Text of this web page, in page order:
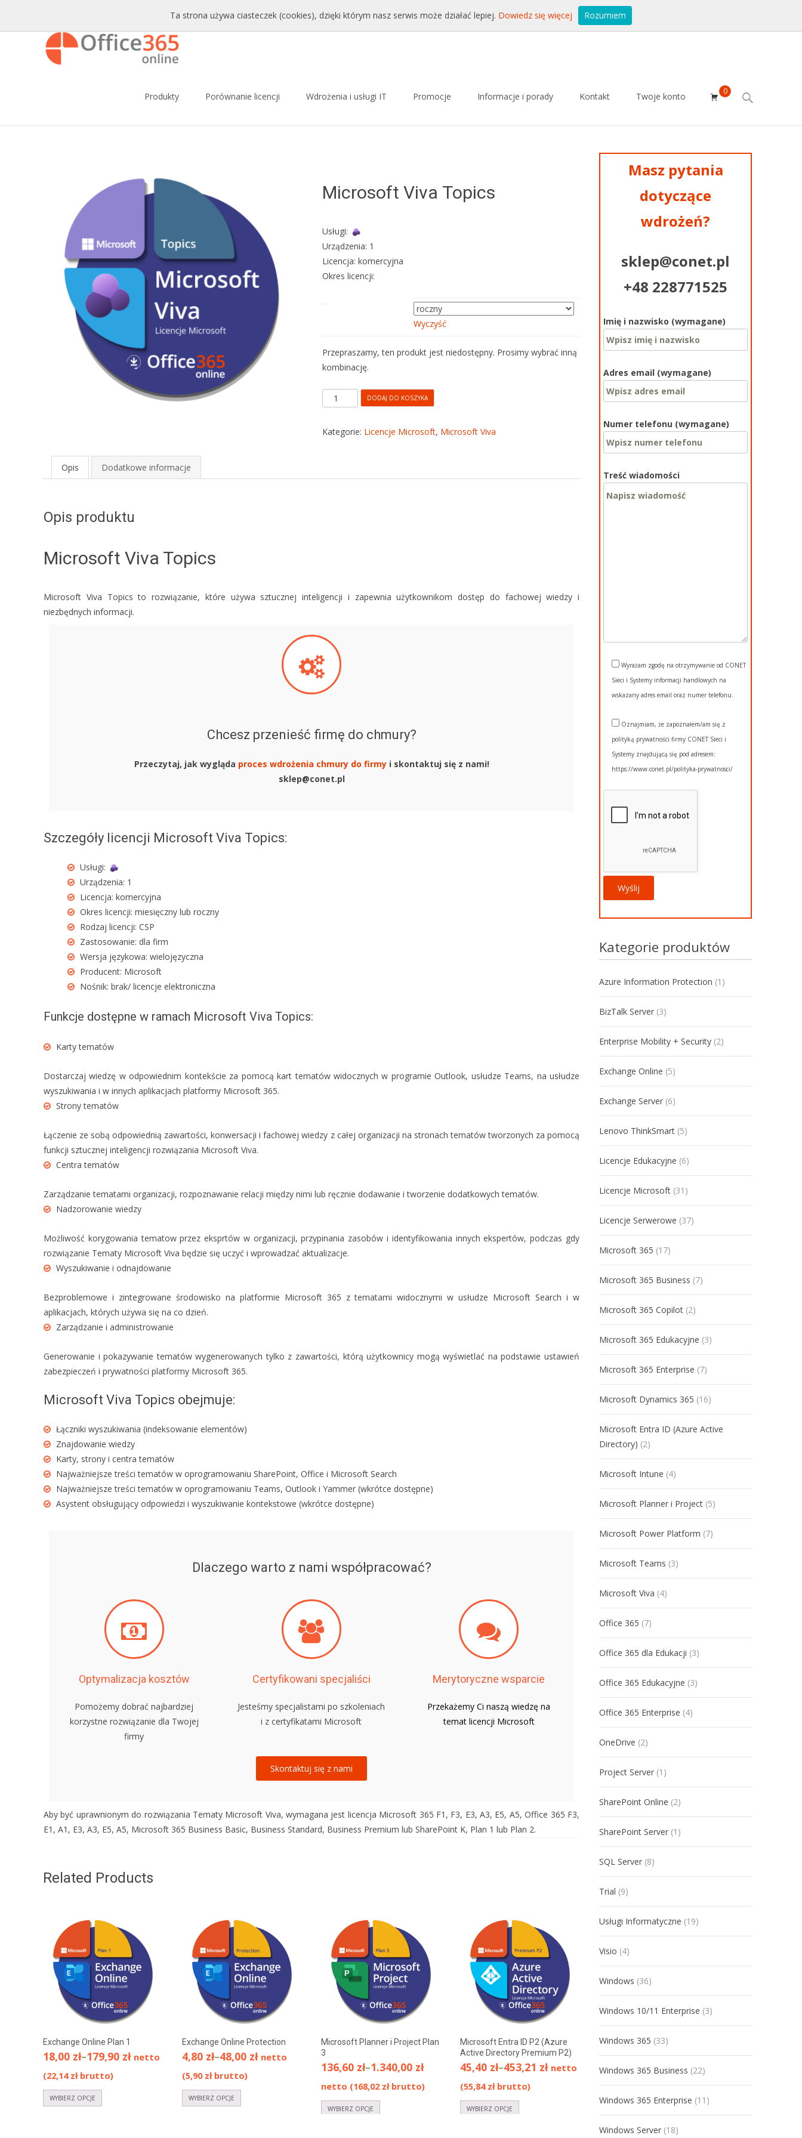
Email: sklep@conet.pl
Produkty
Porównanie licencji Wdrożenia i usługi IT Promocje Informacje i porady Kontakt Twoje konto 0
Search
Microsoft Viva Topics
Usługi:
Urządzenia: 1
Licencja: komercyjna
Okres licencji:
Wyczyść
Przepraszamy, ten produkt jest niedostępny. Prosimy wybrać inną
kombinację.
DODAJ DO KOSZYKA
Kategorie: Licencje Microsoft, Microsoft Viva
Opis Dodatkowe informacje
Opis produktu
Microsoft Viva Topics
Microsoft Viva Topics to rozwiązanie, które używa sztucznej inteligencji i zapewnia użytkownikom dostęp do fachowej wiedzy i
niezbędnych informacji.
Chcesz przenieść firmę do chmury?
Przeczytaj, jak wygląda proces wdrożenia chmury do firmyi skontaktuj się z nami!
sklep@conet.pl
Szczegóły licencji Microsoft Viva Topics:
Usługi:
Urządzenia: 1
Licencja: komercyjna
Okres licencji: miesięczny lub roczny
Rodzaj licencji: CSP
Zastosowanie: dla firm
Wersja językowa: wielojęzyczna
Producent: Microsoft
Nośnik: brak/ licencje elektroniczna
Funkcje dostępne w ramach Microsoft Viva Topics:
Karty tematów
Dostarczaj wiedzę w odpowiednim kontekście za pomocą kart tematów widocznych w programie Outlook, usłudze Teams, na usłudze
wyszukiwania i w innych aplikacjach platformy Microsoft 365.
Strony tematów
Łączenie ze sobą odpowiednią zawartości, konwersacji i fachowej wiedzy z całej organizacji na stronach tematów tworzonych za pomocą
funkcji sztucznej inteligencji rozwiązania Microsoft Viva.
Centra tematów
Zarządzanie tematami organizacji, rozpoznawanie relacji między nimi lub ręcznie dodawanie i tworzenie dodatkowych tematów.
Nadzorowanie wiedzy
Możliwość korygowania tematow przez eksprtów w organizacji, przypinania zasobów i identyfikowania innych ekspertów, podczas gdy
rozwiązanie Tematy Microsoft Viva będzie się uczyć i wprowadzać aktualizacje.
Wyszukiwanie i odnajdowanie
Bezproblemowe i zintegrowane środowisko na platformie Microsoft 365 z tematami widocznymi w usłudze Microsoft Search i w
aplikacjach, których używa się na co dzień.
Zarządzanie i administrowanie
Generowanie i pokazywanie tematów wygenerowanych tylko z zawartości, którą użytkownicy mogą wyświetlać na podstawie ustawień
zabezpieczeń i prywatności platformy Microsoft 365.
Microsoft Viva Topics obejmuje:
Łączniki wyszukiwania (indeksowanie elementów)
Znajdowanie wiedzy
Karty, strony i centra tematów
Najważniejsze treści tematów w oprogramowaniu SharePoint, Office i Microsoft Search
Najważniejsze treści tematów w oprogramowaniu Teams, Outlook i Yammer (wkrótce dostępne)
Asystent obsługujący odpowiedzi i wyszukiwanie kontekstowe (wkrótce dostępne)
Dlaczego warto z nami współpracować?
Optymalizacja kosztów
Pomożemy dobrać najbardziej
korzystne rozwiązanie dla Twojej
firmy
Certyfikowani specjaliści
Jesteśmy specjalistami po szkoleniach
i z certyfikatami Microsoft
Merytoryczne wsparcie
Przekażemy Ci naszą wiedzę na
temat licencji Microsoft
Skontaktuj się z nami
Aby być uprawnionym do rozwiązania Tematy Microsoft Viva, wymagana jest licencja Microsoft 365 F1, F3, E3, A3, E5, A5, Office 365 F3,
E1, A1, E3, A3, E5, A5, Microsoft 365 Business Basic, Business Standard, Business Premium lub SharePoint K, Plan 1 lub Plan 2.
Related Products
Exchange Online Plan 1
18,00 zł–179,90 zł netto
(22,14 złbrutto)
WYBIERZ OPCJE
Exchange Online Protection
4,80 zł–48,00 zł netto
(5,90 złbrutto)
WYBIERZ OPCJE
Microsoft Planner i Project Plan
3
136,60 zł–1.340,00 zł
netto (168,02 złbrutto)
WYBIERZ OPCJE
Microsoft Entra ID P2 (Azure
Active Directory Premium P2)
45,40 zł–453,21 zł netto
(55,84 złbrutto)
WYBIERZ OPCJE
OneDrive dla Biznesu Plan 2
45,70zł–450,00zł netto
(56,21zł brutto)
CZYTAJ DALEJ
(39,36
Masz pytania
dotyczące
wdrożeń?
sklep@conet.pl
+48 228771525
Imię i nazwisko (wymagane)
Adres email (wymagane)
Numer telefonu (wymagane)
Treść wiadomości
Wyrażam zgodę na otrzymywanie od CONET
Sieci i Systemy informacji handlowych na
wskazany adres email oraz numer telefonu.
Oznajmiam, że zapoznałem/am się z
polityką prywatności firmy CONET Sieci i
Systemy znajdującą się pod adresem:
https://www.conet.pl/polityka-prywatnosci/
Kategorie produktów
Azure Information Protection (1)
BizTalk Server (3)
Enterprise Mobility + Security (2)
Exchange Online (5)
Exchange Server (6)
Lenovo ThinkSmart (5)
Licencje Edukacyjne (6)
Licencje Microsoft (31)
Licencje Serwerowe (37)
Microsoft 365 (17)
Microsoft 365 Business (7)
Microsoft 365 Copilot (2)
Microsoft 365 Edukacyjne (3)
Microsoft 365 Enterprise (7)
Microsoft Dynamics 365 (16)
Microsoft Entra ID (Azure Active
Directory) (2)
Microsoft Intune (4)
Microsoft Planner i Project (5)
Microsoft Power Platform (7)
Microsoft Teams (3)
Microsoft Viva (4)
Office 365 (7)
Office 365 dla Edukacji (3)
Office 365 Edukacyjne (3)
Office 365 Enterprise (4)
OneDrive (2)
Project Server (1)
SharePoint Online (2)
SharePoint Server (1)
SQL Server (8)
Trial (9)
Usługi Informatyczne (19)
Visio (4)
Windows (36)
Windows 10/11 Enterprise (3)
Windows 365 (33)
Windows 365 Business (22)
Windows 365 Enterprise (11)
Windows Server (18)
Ta strona używa ciasteczek (cookies), dzięki którym nasz serwis może działać lepiej. Dowiedz się więcej Rozumiem